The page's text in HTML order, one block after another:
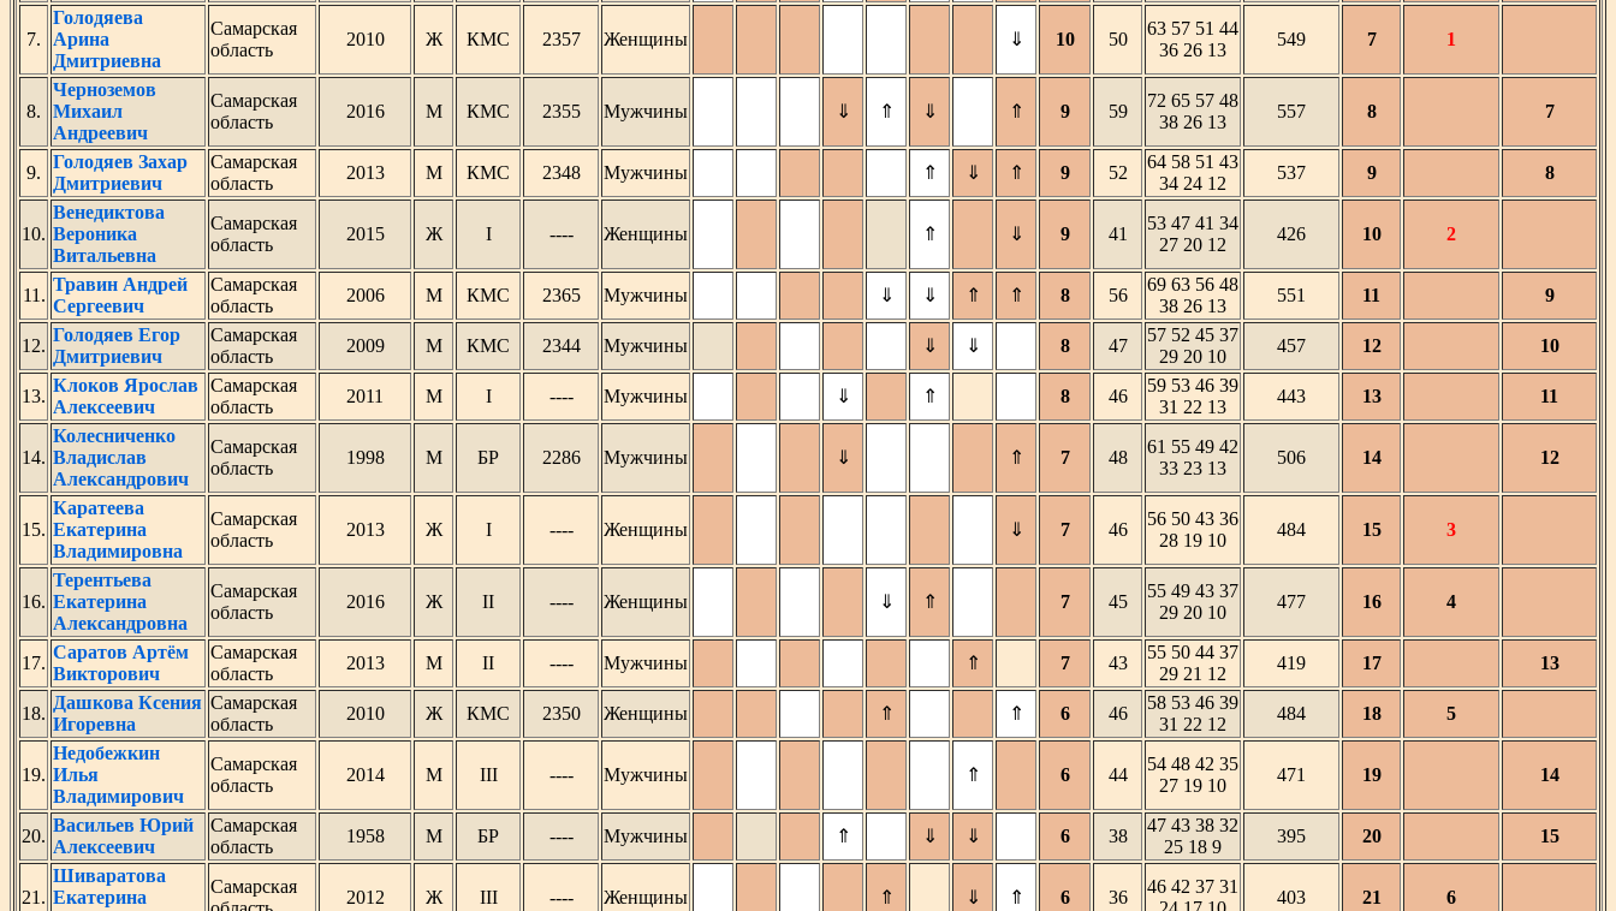
7.
Голодяева
Арина
Дмитриевна
Самарская
область
2010 Ж КМС 2357 Женщины ⇓ 10 50
63 57 51 44
36 26 13
549 7 1
8.
Черноземов
Михаил
Андреевич
Самарская
область
2016 М КМС 2355 Мужчины ⇓ ⇑ ⇓ ⇑ 9 59
72 65 57 48
38 26 13
557 8 7
9.
Голодяев Захар
Дмитриевич
Самарская
область
2013 М КМС 2348 Мужчины ⇑ ⇓ ⇑ 9 52
64 58 51 43
34 24 12
537 9 8
10.
Венедиктова
Вероника
Витальевна
Самарская
область
2015 Ж I ---- Женщины ⇑ ⇓ 9 41
53 47 41 34
27 20 12
426 10 2
11.
Травин Андрей
Сергеевич
Самарская
область
2006 М КМС 2365 Мужчины ⇓ ⇓ ⇑ ⇑ 8 56
69 63 56 48
38 26 13
551 11 9
12.
Голодяев Егор
Дмитриевич
Самарская
область
2009 М КМС 2344 Мужчины ⇓ ⇓ 8 47
57 52 45 37
29 20 10
457 12 10
13.
Клоков Ярослав
Алексеевич
Самарская
область
2011 М I ---- Мужчины ⇓ ⇑ 8 46
59 53 46 39
31 22 13
443 13 11
14.
Колесниченко
Владислав
Александрович
Самарская
область
1998 М БР 2286 Мужчины ⇓ ⇑ 7 48
61 55 49 42
33 23 13
506 14 12
15.
Каратеева
Екатерина
Владимировна
Самарская
область
2013 Ж I ---- Женщины ⇓ 7 46
56 50 43 36
28 19 10
484 15 3
16.
Терентьева
Екатерина
Александровна
Самарская
область
2016 Ж II ---- Женщины ⇓ ⇑ 7 45
55 49 43 37
29 20 10
477 16 4
17.
Саратов Артём
Викторович
Самарская
область
2013 М II ---- Мужчины ⇑ 7 43
55 50 44 37
29 21 12
419 17 13
18.
Дашкова Ксения
Игоревна
Самарская
область
2010 Ж КМС 2350 Женщины ⇑ ⇑ 6 46
58 53 46 39
31 22 12
484 18 5
19.
Недобежкин
Илья
Владимирович
Самарская
область
2014 М III ---- Мужчины ⇑ 6 44
54 48 42 35
27 19 10
471 19 14
20.
Васильев Юрий
Алексеевич
Самарская
область
1958 М БР ---- Мужчины ⇑ ⇓ ⇓ 6 38
47 43 38 32
25 18 9
395 20 15
21.
Шиваратова
Екатерина
Самарская
2012 Ж III ---- Женщины ⇑ ⇓ ⇑ 6 36
46 42 37 31
403 21 6